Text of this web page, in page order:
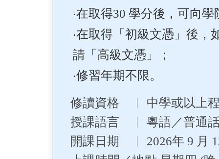
‧在取得30 學分後，可向
‧在取得「初級文憑」後，
請「高級文憑」；
‧修習年期不限。
修讀資格 ︳ 中學或以上
授課語言 ︳ 粵語／普通
開課日期 ︳ 2026年 9 月